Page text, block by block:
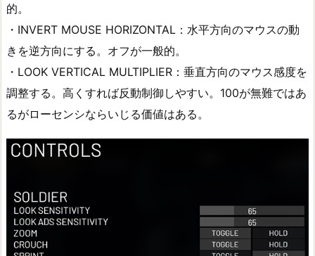
的。
・INVERT MOUSE HORIZONTAL：水平方向のマウスの動
きを逆方向にする。オフが一般的。
・LOOK VERTICAL MULTIPLIER：垂直方向のマウス感度を
調整する。高くすれば反動制御しやすい。100が無難ではあ
るがローセンシならいじる価値はある。